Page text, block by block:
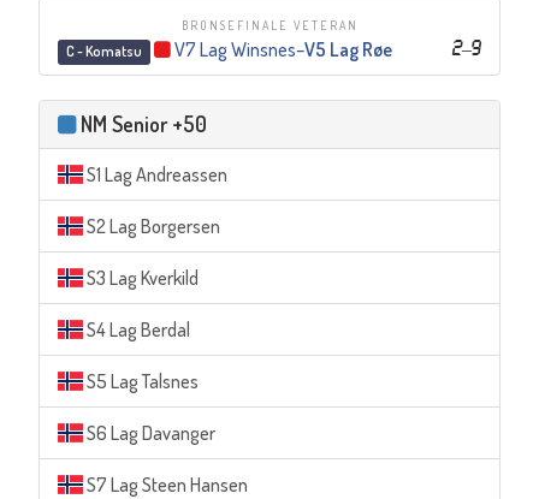
BRONSEFINALE VETERAN
C - Komatsu 2–9
V7 Lag Winsnes–V5 Lag Røe
NM Senior +50
S1 Lag Andreassen
S2 Lag Borgersen
S3 Lag Kverkild
S4 Lag Berdal
S5 Lag Talsnes
S6 Lag Davanger
S7 Lag Steen Hansen